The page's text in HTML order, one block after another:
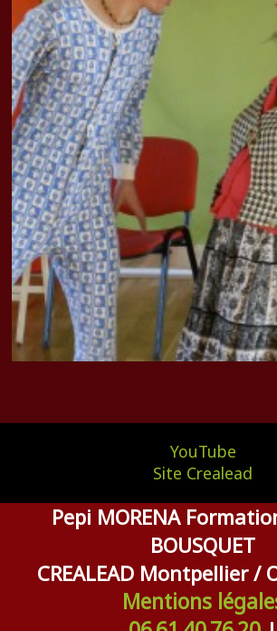
YouTube
Site Crealead
Pepi MORENA
BOUSQUET
CREALEAD Montpellier /
Mentions